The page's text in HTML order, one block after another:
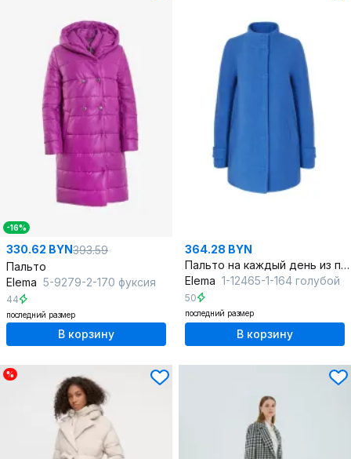
-16%
330.62 BYN393.59
Пальто
Elema 5-9279-2-170 фуксия
44
последний размер
В корзину
364.28 BYN
Пальто на каждый день из пальтовой ткани, голубое, расширенное
Elema 1-12465-1-164 голубой
50
последний размер
В корзину
%